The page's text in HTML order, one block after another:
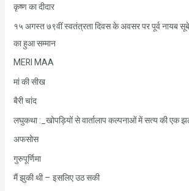
कृष्ण का दीदार
१५ अगस्त ७९वीं स्वतंत्रता दिवस के अवसर पर पूर्व नायब
का हुआ सम्मान
MERI MAA
मां की सीख
बैरी चांद
लघुकथा :_खोपड़ियों से वार्तालाप कल्पनाओं में सत्य की एक
अफसोस
गुरुपूर्णिमा
मैं झुकी थी – इसलिए उठ सकी